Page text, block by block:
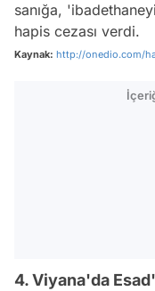
sanığa,
hapis cezası verdi.
Kaynak: http://onedio.com/
4. Viyana'da